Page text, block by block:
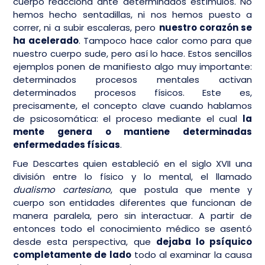
hemos hecho sentadillas, ni nos hemos puesto a
correr, ni a subir escaleras, pero nuestro corazón se
ha acelerado. Tampoco hace calor como para que
nuestro cuerpo sude, pero así lo hace. Estos sencillos
ejemplos ponen de manifiesto algo muy importante:
determinados procesos mentales activan
determinados procesos físicos. Este es,
precisamente, el concepto clave cuando hablamos
de psicosomática: el proceso mediante el cual la
mente genera o mantiene determinadas
enfermedades físicas.
Fue Descartes quien estableció en el siglo XVII una
división entre lo físico y lo mental, el llamado
dualismo cartesiano, que postula que mente y
cuerpo son entidades diferentes que funcionan de
manera paralela, pero sin interactuar. A partir de
entonces todo el conocimiento médico se asentó
desde esta perspectiva, que dejaba lo psíquico
completamente de ladotodo al examinar la causa